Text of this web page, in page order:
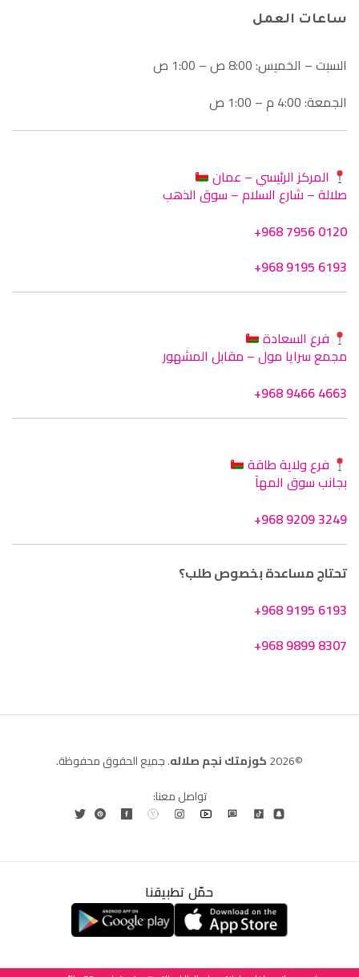
ساعات العمل
السبت – الخميس: 8:00 ص – 1:00 ص
الجمعة: 4:00 م – 1:00 ص
المركز الرئيسي – عمان
صلالة – شارع السلام – سوق الذهب
+968 7956 0120
+968 9195 6193
فرع السعادة
مجمع سرايا مول – مقابل المشهور
+968 9466 4663
فرع ولاية طاقة
بجانب سوق المهآ
+968 9209 3249
تحتاج مساعدة بخصوص طلب؟
+968 9195 6193
+968 9899 8307
©2026 كوزمتك نجم صلاله. جميع الحقوق محفوظة.
تواصل معنا:
حمّل تطبيقنا